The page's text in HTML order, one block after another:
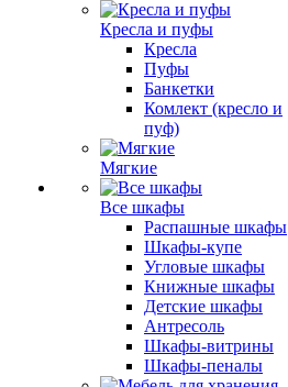
Кресла и пуфы
Кресла
Пуфы
Банкетки
Комлект (кресло и
пуф)
Мягкие
Все шкафы
Распашные шкафы
Шкафы-купе
Угловые шкафы
Книжные шкафы
Детские шкафы
Антресоль
Шкафы-витрины
Шкафы-пеналы